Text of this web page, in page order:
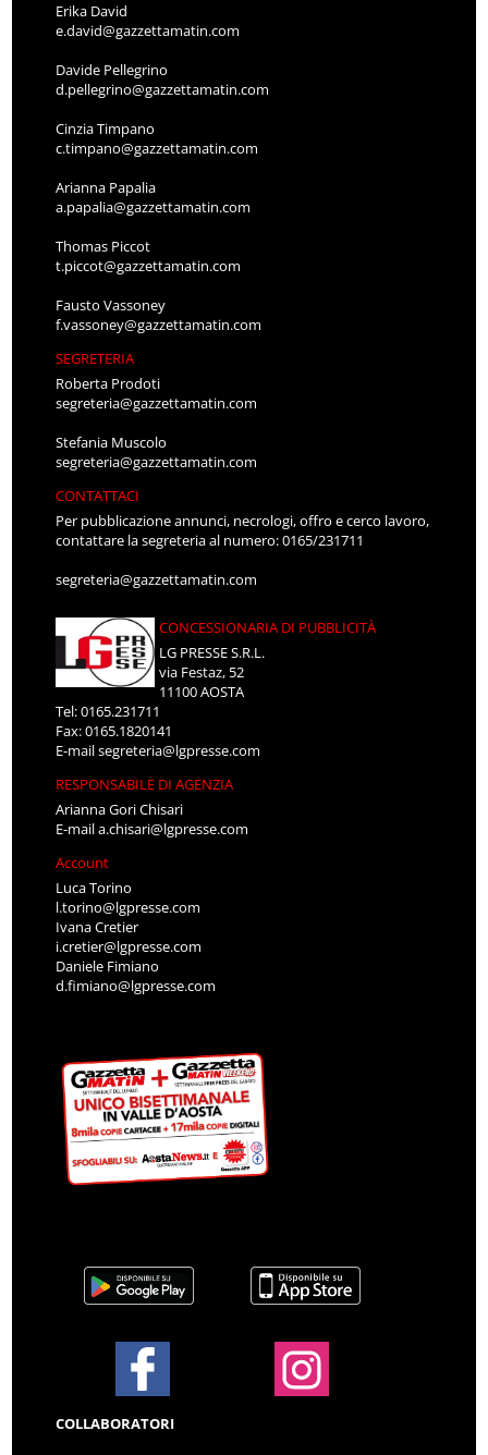
Erika David
e.david@gazzettamatin.com
Davide Pellegrino
d.pellegrino@gazzettamatin.com
Cinzia Timpano
c.timpano@gazzettamatin.com
Arianna Papalia
a.papalia@gazzettamatin.com
Thomas Piccot
t.piccot@gazzettamatin.com
Fausto Vassoney
f.vassoney@gazzettamatin.com
SEGRETERIA
Roberta Prodoti
segreteria@gazzettamatin.com
Stefania Muscolo
segreteria@gazzettamatin.com
CONTATTACI
Per pubblicazione annunci, necrologi, offro e cerco lavoro,
contattare la segreteria al numero: 0165/231711
segreteria@gazzettamatin.com
CONCESSIONARIA DI PUBBLICITÀ
LG PRESSE S.R.L.
via Festaz, 52
11100 AOSTA
Tel: 0165.231711
Fax: 0165.1820141
E-mailsegreteria@lgpresse.com
RESPONSABILE DI AGENZIA
Arianna Gori Chisari
E-maila.chisari@lgpresse.com
Account
Luca Torino
l.torino@lgpresse.com
Ivana Cretier
i.cretier@lgpresse.com
Daniele Fimiano
d.fimiano@lgpresse.com
COLLABORATORI